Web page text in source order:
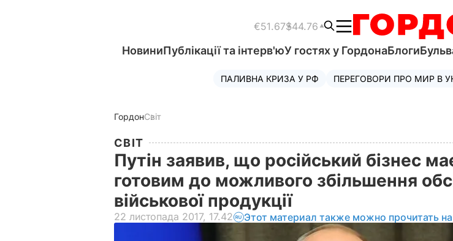
€51.67$44.76
НовиниПублікації та інтерв'юУ гостях у ГордонаБлоги
ПАЛИВНА КРИЗА У РФ ПЕРЕГОВОРИ ПРО МИР В
ГордонСвіт
СВІТ
Путін заявив, що російський бізнес
готовим до можливого збільшення
військової продукції
22 листопада 2017, 17.42 Этот материал также можно прочитать